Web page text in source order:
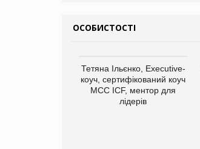
ОСОБИСТОСТІ
Тетяна Ільєнко, Executive-
коуч, сертифікований коуч
МСС ICF, ментор для
лідерів